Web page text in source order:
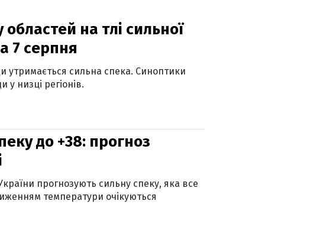
на тлі сильної
7 серпня
утримається сильна спека. Синоптики
у низці регіонів.
до +38: прогноз
прогнозують сильну спеку, яка все
температури очікуються